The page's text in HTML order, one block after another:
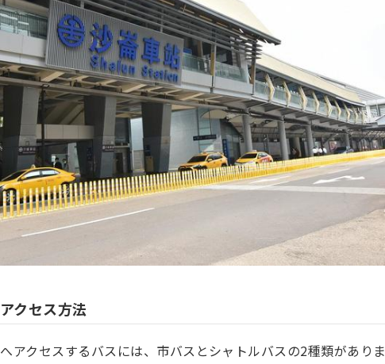
クセス方法
アクセスするバスには、市バスとシャトルバスの2種類がありま